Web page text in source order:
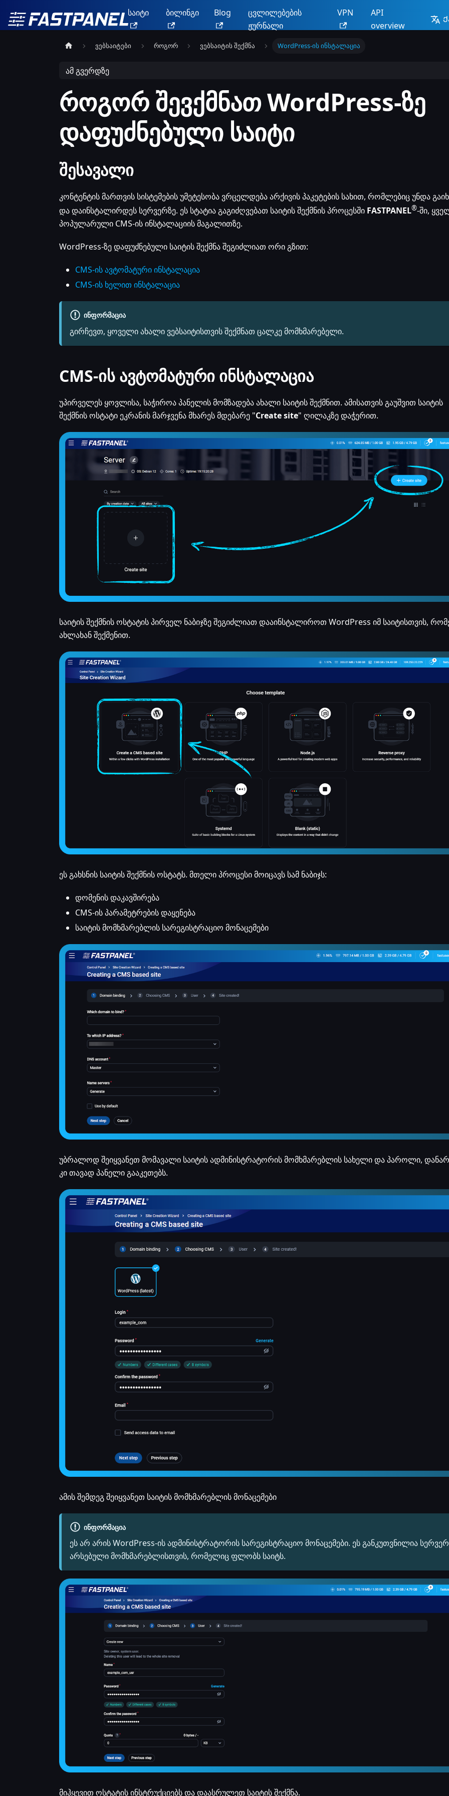
საიტი ბილინგი Blog
ცვლილებების
ჟურნალი
VPN
API
overview
ვებსაიტები როგორ ვებსაიტის შექმნა WordPress-ის ინსტალაცია
ამ გვერდზე
როგორ შევქმნათ WordPress-ზე
დაფუძნებული საიტი
შესავალი
კონტენტის მართვის სისტემების უმეტესობა ვრცელდება არქივის პაკეტების სახით, რომლებიც უნდა
და დაინსტალირდეს სერვერზე. ეს სტატია გაგიძღვებათ საიტის შექმნის პროცესში FASTPANEL®-ში,
პოპულარული CMS-ის ინსტალაციის მაგალითზე.
WordPress-ზე დაფუძნებული საიტის შექმნა შეგიძლიათ ორი გზით:
CMS-ის ავტომატური ინსტალაცია
CMS-ის ხელით ინსტალაცია
ᲘᲜᲤᲝᲠᲛᲐᲪᲘᲐ
გირჩევთ, ყოველი ახალი ვებსაიტისთვის შექმნათ ცალკე მომხმარებელი.
CMS-ის ავტომატური ინსტალაცია
უპირველეს ყოვლისა, საჭიროა პანელის მომზადება ახალი საიტის შექმნით. ამისათვის გაუშვით საიტის
შექმნის ოსტატი ეკრანის მარჯვენა მხარეს მდებარე "Create site" ღილაკზე დაჭერით.
საიტის შექმნის ოსტატის პირველ ნაბიჯზე შეგიძლიათ დააინსტალიროთ WordPress იმ საიტისთვის,
ახლახან შექმენით.
ეს გახსნის საიტის შექმნის ოსტატს. მთელი პროცესი მოიცავს სამ ნაბიჯს:
დომენის დაკავშირება
CMS-ის პარამეტრების დაყენება
საიტის მომხმარებლის სარეგისტრაციო მონაცემები
უბრალოდ შეიყვანეთ მომავალი საიტის ადმინისტრატორის მომხმარებლის სახელი და პაროლი,
კი თავად პანელი გააკეთებს.
ამის შემდეგ შეიყვანეთ საიტის მომხმარებლის მონაცემები
ᲘᲜᲤᲝᲠᲛᲐᲪᲘᲐ
ეს არ არის WordPress-ის ადმინისტრატორის სარეგისტრაციო მონაცემები. ეს განკუთვნილია
არსებული მომხმარებლისთვის, რომელიც ფლობს საიტს.
მიჰყევით ოსტატის ინსტრუქციებს და დაასრულეთ საიტის შექმნა.